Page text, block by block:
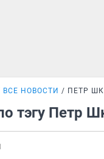
ВСЕ НОВОСТИ ПЕТР
тэгу Петр